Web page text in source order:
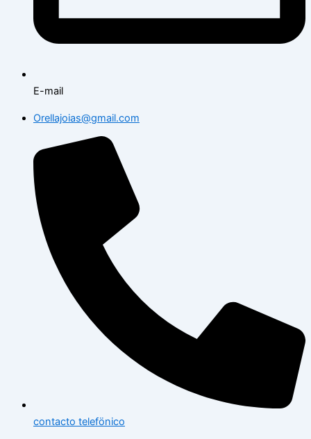
E-mail
Orellajoias@gmail.com
contacto telefönico